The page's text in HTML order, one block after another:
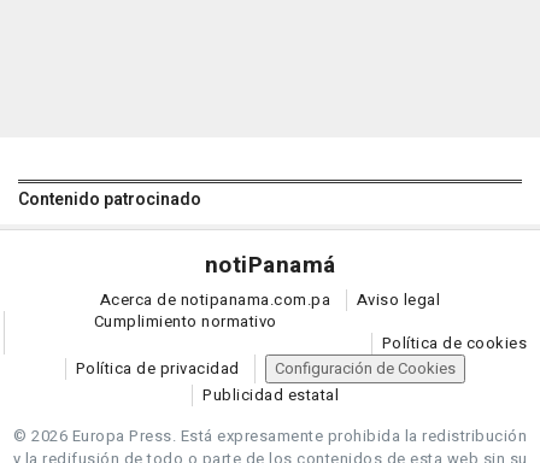
Contenido patrocinado
notiPanamá
Acerca de notipanama.com.pa
Aviso legal
Cumplimiento normativo
Política de cookies
Política de privacidad
Configuración de Cookies
Publicidad estatal
© 2026 Europa Press. Está expresamente prohibida la redistribución